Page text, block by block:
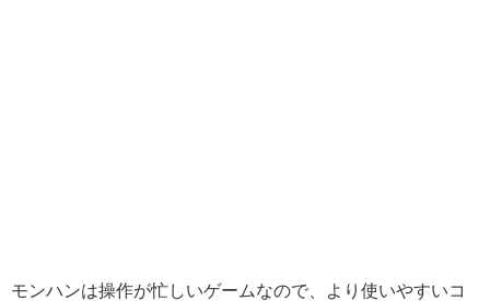
モンハンは操作が忙しいゲームなので、より使いやすいコ